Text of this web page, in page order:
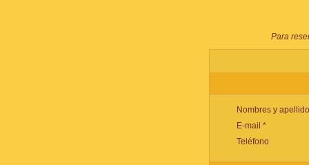
Para
Nombres y
E-mail *
Teléfono